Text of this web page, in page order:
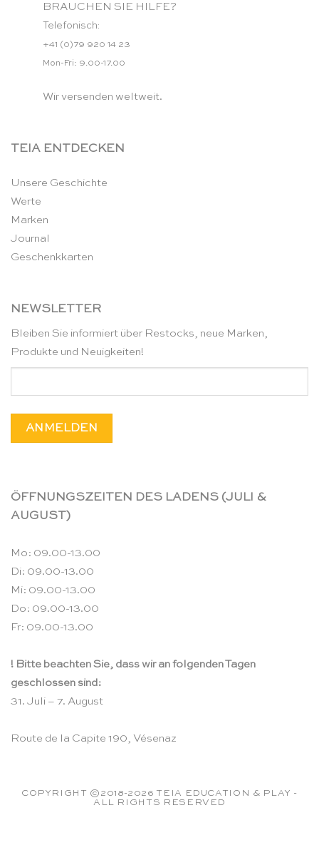
BRAUCHEN SIE HILFE?
Telefonisch:
+41 (0)79 920 14 23
Mon-Fri: 9.00-17.00
Wir versenden weltweit.
TEIA ENTDECKEN
Unsere Geschichte
Werte
Marken
Journal
Geschenkkarten
NEWSLETTER
Bleiben Sie informiert über Restocks, neue Marken,
Produkte und Neuigkeiten!
ÖFFNUNGSZEITEN DES LADENS (JULI &
AUGUST)
Mo: 09.00-13.00
Di: 09.00-13.00
Mi: 09.00-13.00
Do: 09.00-13.00
Fr: 09.00-13.00
! Bitte beachten Sie, dass wir an folgenden Tagen
geschlossen sind:
31. Juli – 7. August
Route de la Capite 190, Vésenaz
COPYRIGHT ©2018-2026 TEIA EDUCATION & PLAY -
ALL RIGHTS RESERVED